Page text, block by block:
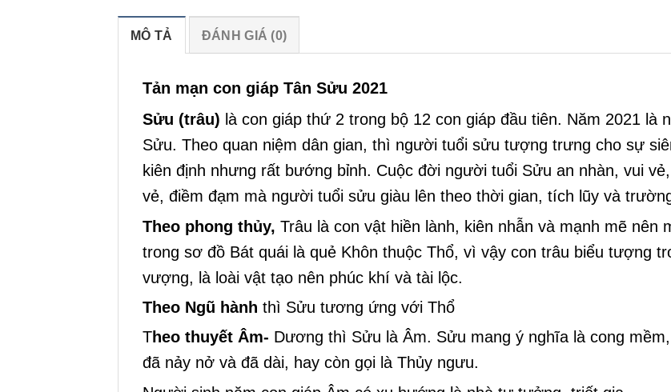
MÔ TẢ ĐÁNH GIÁ (0)
Tản mạn con giáp Tân Sửu 2021
Sửu (trâu) là con giáp thứ 2 trong bộ 12 con giáp đầu tiên. Năm 2021 là
Sửu. Theo quan niệm dân gian, thì người tuổi sửu tượng trưng cho sự
kiên định nhưng rất bướng bỉnh. Cuộc đời người tuổi Sửu an nhàn, vui
vẻ, điềm đạm mà người tuổi sửu giàu lên theo thời gian, tích lũy và
Theo phong thủy, Trâu là con vật hiền lành, kiên nhẫn và mạnh mẽ nên
trong sơ đồ Bát quái là quẻ Khôn thuộc Thổ, vì vậy con trâu biểu tượng
vượng, là loài vật tạo nên phúc khí và tài lộc.
Theo Ngũ hành thì Sửu tương ứng với Thổ
Theo thuyết Âm- Dương thì Sửu là Âm. Sửu mang ý nghĩa là cong
đã nảy nở và đã dài, hay còn gọi là Thủy ngưu.